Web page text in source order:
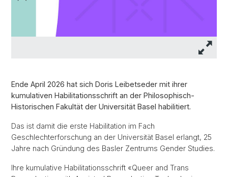
Ende April 2026 hat sich Doris Leibetseder mit ihrer
kumulativen Habilitationsschrift an der Philosophisch-
Historischen Fakultät der Universität Basel habilitiert.
Das ist damit die erste Habilitation im Fach
Geschlechterforschung an der Universität Basel erlangt, 25
Jahre nach Gründung des Basler Zentrums Gender Studies.
Ihre kumulative Habilitationsschrift «Queer and Trans